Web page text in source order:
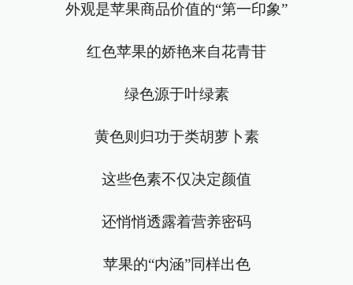
外观是苹果商品价值的“第一印象”
红色苹果的娇艳来自花青苷
绿色源于叶绿素
黄色则归功于类胡萝卜素
这些色素不仅决定颜值
还悄悄透露着营养密码
苹果的“内涵”同样出色